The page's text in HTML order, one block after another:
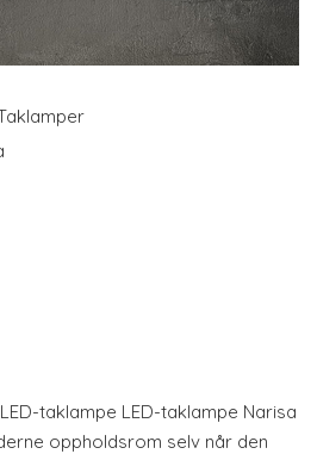
taklampe LED-taklampe Narisa
oppholdsrom selv når den